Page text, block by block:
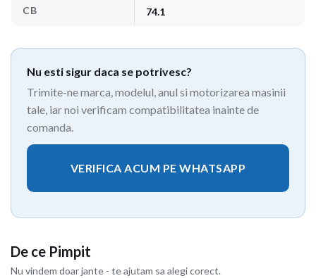
CB 74.1
Nu esti sigur daca se potrivesc?
Trimite-ne marca, modelul, anul si motorizarea masinii
tale, iar noi verificam compatibilitatea inainte de
comanda.
VERIFICA ACUM PE WHATSAPP
De ce Pimpit
Nu vindem doar jante - te ajutam sa alegi corect.